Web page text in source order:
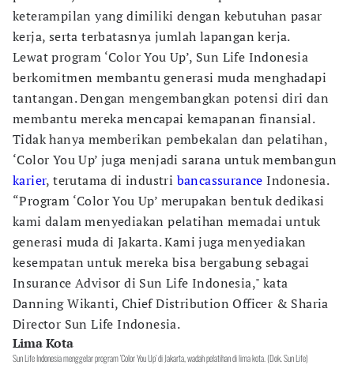
keterampilan yang dimiliki dengan kebutuhan pasar
kerja, serta terbatasnya jumlah lapangan kerja.
Lewat program ‘Color You Up’, Sun Life Indonesia
berkomitmen membantu generasi muda menghadapi
tantangan. Dengan mengembangkan potensi diri dan
membantu mereka mencapai kemapanan finansial.
Tidak hanya memberikan pembekalan dan pelatihan,
‘Color You Up’ juga menjadi sarana untuk membangun
karier, terutama di industri bancassurance Indonesia.
“Program ‘Color You Up’ merupakan bentuk dedikasi
kami dalam menyediakan pelatihan memadai untuk
generasi muda di Jakarta. Kami juga menyediakan
kesempatan untuk mereka bisa bergabung sebagai
Insurance Advisor di Sun Life Indonesia," kata
Danning Wikanti, Chief Distribution Officer & Sharia
Director Sun Life Indonesia.
Lima Kota
Sun Life Indonesia menggelar program ‘Color You Up’ di Jakarta, wadah pelatihan di lima kota. (Dok. Sun Life)